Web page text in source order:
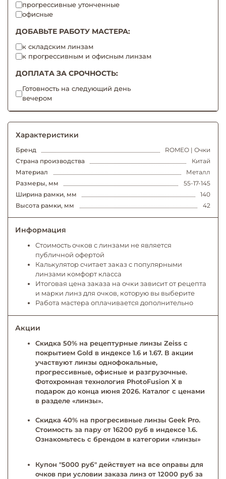
прогрессивные утонченные
офисные
ДОБАВЬТЕ РАБОТУ МАСТЕРА:
к складским линзам
к прогрессивным и офисным линзам
ДОПЛАТА ЗА СРОЧНОСТЬ:
Готовность на следующий день
вечером
Характеристики
Бренд
ROMEO | Очки
Страна производства
Китай
Материал
Металл
Размеры, мм
55-17-145
Ширина рамки, мм
140
Высота рамки, мм
42
Информация
Стоимость очков с линзами не является
публичной офертой
Калькулятор считает заказ с популярными
линзами комфорт класса
Итоговая цена заказа на очки зависит от рецепта
и марки линз для очков, которую вы выберите
Работа мастера оплачивается дополнительно
Акции
Скидка 50% на рецептурные линзы Zeiss с
покрытием Gold в индексе 1.6 и 1.67. В акции
участвуют линзы однофокальные,
прогрессивные, офисные и разгрузочные.
Фотохромная технология PhotoFusion X в
подарок до конца июня 2026. Каталог с ценами
в разделе «линзы».
Скидка 40% на прогресивные линзы Geek Pro.
Стоимость за пару от 16200 руб в индексе 1.6.
Ознакомьтесь с брендом в категории «линзы»
Купон "5000 руб" действует на все оправы для
очков при условии заказа линз от 12000 руб за